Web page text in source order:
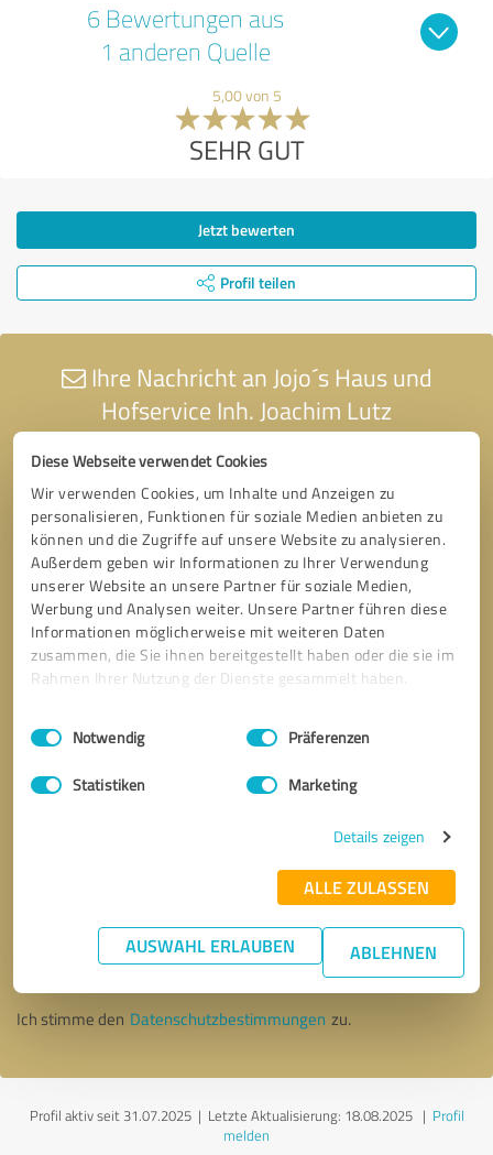
Diese Webseite verwendet Cookies
Wir verwenden Cookies, um Inhalte und Anzeigen zu
personalisieren, Funktionen für soziale Medien anbieten zu
können und die Zugriffe auf unsere Website zu analysieren.
Außerdem geben wir Informationen zu Ihrer Verwendung
unserer Website an unsere Partner für soziale Medien,
Werbung und Analysen weiter. Unsere Partner führen diese
Informationen möglicherweise mit weiteren Daten
zusammen, die Sie ihnen bereitgestellt haben oder die sie im
Rahmen Ihrer Nutzung der Dienste gesammelt haben.
Impressum Datenschutzbestimmungen
Einwilligungsauswahl
Notwendig Präferenzen
Statistiken Marketing
Details zeigen
ALLE ZULASSEN
AUSWAHL ERLAUBEN ABLEHNEN
6 Bewertungen aus
1 anderen Quelle
5,00 von 5
SEHR GUT
Jetzt bewerten
Profil teilen
Ihre Nachricht an Jojo´s Haus und
Hofservice Inh. Joachim Lutz
* Erforderliche Angaben
Nachricht senden
Ich stimme den Datenschutzbestimmungen zu.
Profil aktiv seit 31.07.2025 | Letzte Aktualisierung: 18.08.2025| Profil
melden